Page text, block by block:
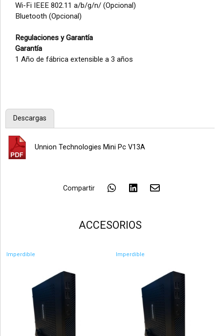
Wi-Fi IEEE 802.11 a/b/g/n/ (Opcional)
Bluetooth (Opcional)
Regulaciones y Garantía
Garantía
1 Año de fábrica extensible a 3 años
Descargas
Unnion Technologies Mini Pc V13A
Compartir
ACCESORIOS
Imperdible Imperdible